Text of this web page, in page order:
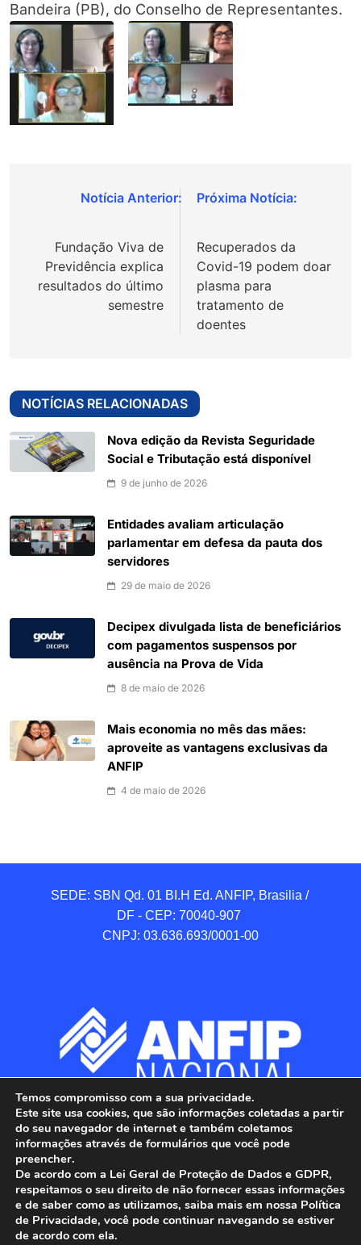
Bandeira (PB), do Conselho de Representantes.
Navegação
Post
Fundação Viva de
Previdência explica
resultados do último
semestre
Recuperados da
Covid-19 podem doar
plasma para
tratamento de
doentes
NOTÍCIAS RELACIONADAS
Nova edição da Revista Seguridade
Social e Tributação está disponível
9 de junho de 2026
Entidades avaliam articulação
parlamentar em defesa da pauta dos
servidores
29 de maio de 2026
Decipex divulgada lista de beneficiários
com pagamentos suspensos por
ausência na Prova de Vida
8 de maio de 2026
Mais economia no mês das mães:
aproveite as vantagens exclusivas da
ANFIP
4 de maio de 2026
SEDE: SBN Qd. 01 BI.H Ed. ANFIP, Brasilia /
DF - CEP: 70040-907
CNPJ: 03.636.693/0001-00
ANFIP - Associação Nacional dos Auditores
Temos compromisso com a sua privacidade.
Este site usa cookies, que são informações coletadas a partir
do seu navegador de internet e também coletamos
informações através de formulários que você pode
preencher.
De acordo com a Lei Geral de Proteção de Dados e GDPR,
respeitamos o seu direito de não fornecer essas informações
e de saber como as utilizamos, saiba mais em nossa Política
de Privacidade, você pode continuar navegando se estiver
de acordo com ela.